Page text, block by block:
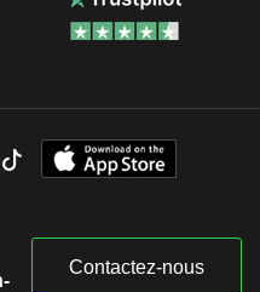
Contactez-nous